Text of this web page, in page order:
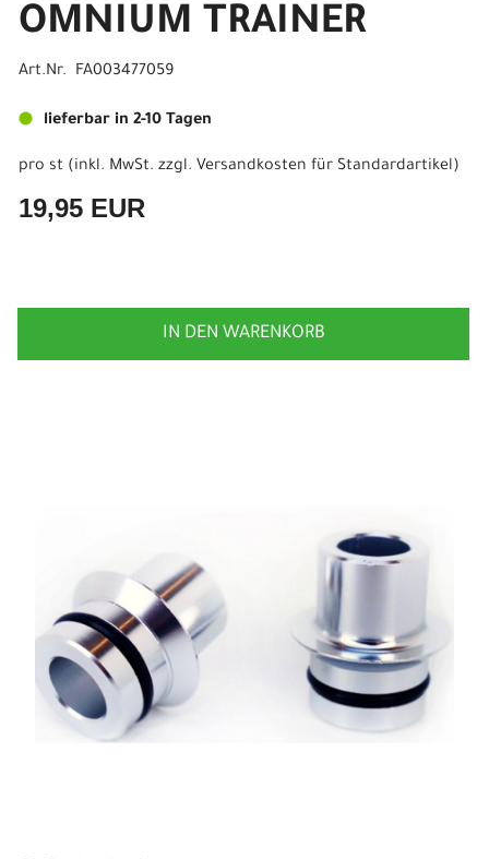
OMNIUM TRAINER
Art.Nr. FA003477059
lieferbar in 2-10 Tagen
pro st (inkl. MwSt. zzgl. Versandkosten für Standardartikel)
19,95 EUR
IN DEN WARENKORB